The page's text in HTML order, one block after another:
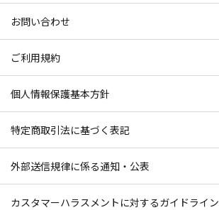
お問い合わせ
ご利用規約
個人情報保護基本方針
特定商取引法に基づく表記
外部送信規律に係る通知・公表
カスタマーハラスメントに対するガイドライン